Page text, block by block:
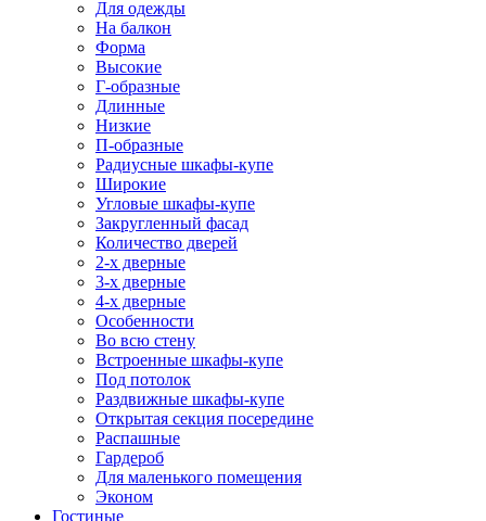
Для одежды
На балкон
Форма
Высокие
Г-образные
Длинные
Низкие
П-образные
Радиусные шкафы-купе
Широкие
Угловые шкафы-купе
Закругленный фасад
Количество дверей
2-х дверные
3-х дверные
4-х дверные
Особенности
Во всю стену
Встроенные шкафы-купе
Под потолок
Раздвижные шкафы-купе
Открытая секция посередине
Распашные
Гардероб
Для маленького помещения
Эконом
Гостиные